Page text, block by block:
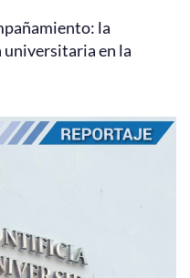
la
universitaria en la